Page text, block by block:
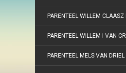
PARENTEEL WILLEM CLAASZ
PARENTEEL WILLEM I VAN
PARENTEEL MELS VAN DRIEL